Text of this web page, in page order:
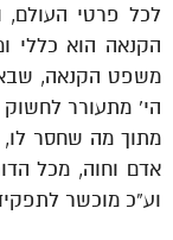
לכל פרטי העולם,
הקנאה הוא כללי
משפט הקנאה,
הי’ מתעורר
מתוך מה שחסר
אדם וחוה, מכל
וע”כ מוכשר